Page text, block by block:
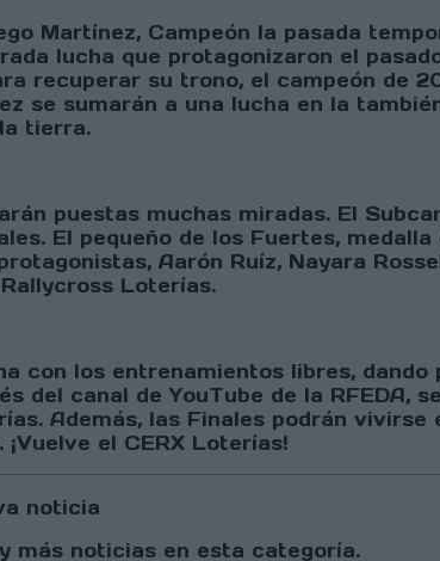
Martínez, Campeón la pasada
lucha que protagonizaron el
recuperar su trono, el campeón de
se sumarán a una lucha en la
tierra.
puestas muchas miradas. El
El pequeño de los Fuertes,
Aarón Ruíz, Nayara
Loterías.
con los entrenamientos libres,
del canal de YouTube de la RFEDA,
Además, las Finales podrán vivirse
el CERX Loterías!
noticia
más noticias en esta categoría.